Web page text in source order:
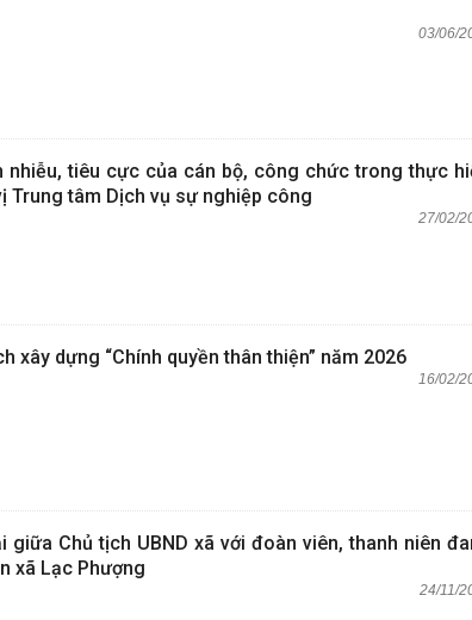
03/06/
nhiễu, tiêu cực của cán bộ, công chức trong thực
Trung tâm Dịch vụ sự nghiệp công
27/02/
xây dựng “Chính quyền thân thiện” năm 2026
16/02/
giữa Chủ tịch UBND xã với đoàn viên, thanh niên
xã Lạc Phượng
24/11/